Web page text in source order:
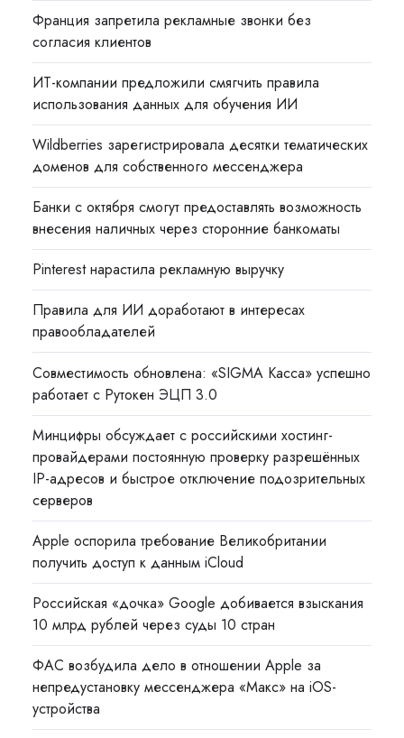
Франция запретила рекламные звонки без
согласия клиентов
ИТ-компании предложили смягчить правила
использования данных для обучения ИИ
Wildberries зарегистрировала десятки тематических
доменов для собственного мессенджера
Банки с октября смогут предоставлять возможность
внесения наличных через сторонние банкоматы
Pinterest нарастила рекламную выручку
Правила для ИИ доработают в интересах
правообладателей
Совместимость обновлена: «SIGMA Касса» успешно
работает с Рутокен ЭЦП 3.0
Минцифры обсуждает с российскими хостинг-
провайдерами постоянную проверку разрешённых
IP-адресов и быстрое отключение подозрительных
серверов
Apple оспорила требование Великобритании
получить доступ к данным iCloud
Российская «дочка» Google добивается взыскания
10 млрд рублей через суды 10 стран
ФАС возбудила дело в отношении Apple за
непредустановку мессенджера «Макс» на iOS-
устройства